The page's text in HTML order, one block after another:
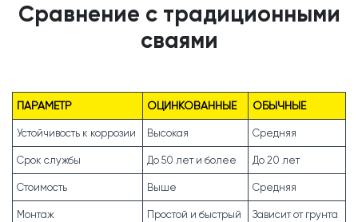
Сравнение с традиционными
сваями
ПАРАМЕТР ОЦИНКОВАННЫЕ ОБЫЧНЫЕ
Устойчивость к коррозии Высокая Средняя
Срок службы До 50 лет и более До 20 лет
Стоимость Выше Средняя
Монтаж Простой и быстрый Зависит от грунта